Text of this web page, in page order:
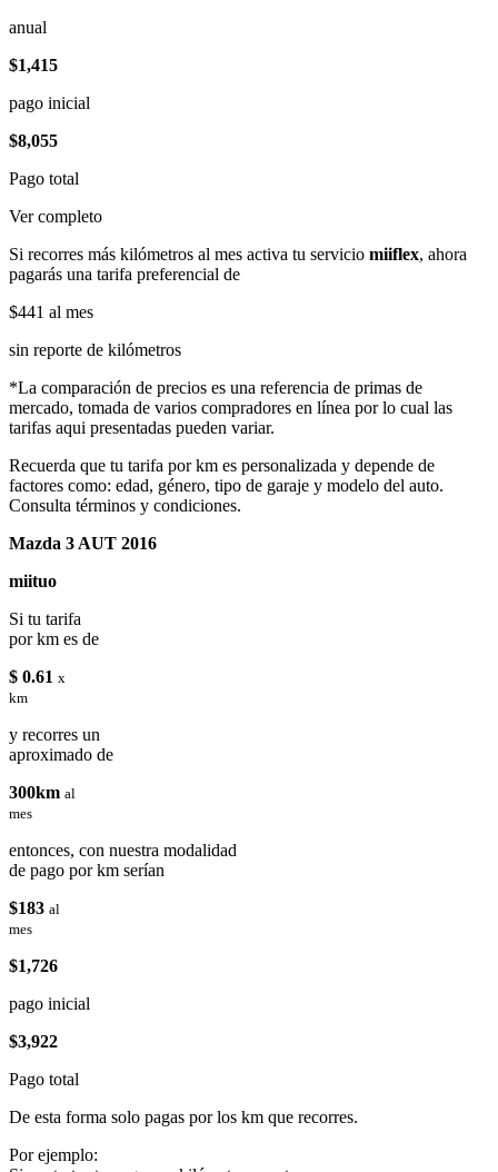
anual
$1,415
pago inicial
$8,055
Pago total
Ver completo
Si recorres más kilómetros al mes activa tu servicio miiflex, ahora
pagarás una tarifa preferencial de
$441 al mes
sin reporte de kilómetros
*La comparación de precios es una referencia de primas de
mercado, tomada de varios compradores en línea por lo cual las
tarifas aqui presentadas pueden variar.
Recuerda que tu tarifa por km es personalizada y depende de
factores como: edad, género, tipo de garaje y modelo del auto.
Consulta términos y condiciones.
Mazda 3 AUT 2016
miituo
Si tu tarifa
por km es de
$ 0.61 x
km
y recorres un
aproximado de
300km al
mes
entonces, con nuestra modalidad
de pago por km serían
$183 al
mes
$1,726
pago inicial
$3,922
Pago total
De esta forma solo pagas por los km que recorres.
Por ejemplo: